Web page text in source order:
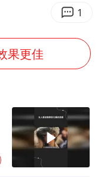
外交部发言人就广岛核爆81周年等答记者问
80后女柜员逆袭成4200亿银行副行长
大楼”读数爆表
女子利用漏洞0元薅走3000多件家电
1
果更佳